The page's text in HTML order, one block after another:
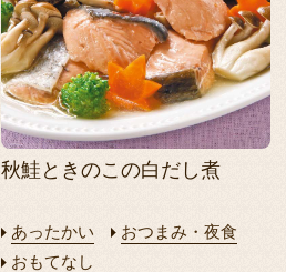
秋鮭ときのこの白だし煮
あったかい
おつまみ・夜食
おもてなし